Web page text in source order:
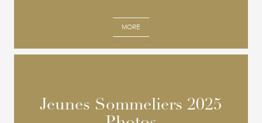
MORE
Jeunes Sommeliers 2025
Jeunes Sommeliers 2025